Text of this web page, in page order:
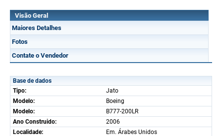
Visão Geral
Maiores Detalhes
Fotos
Contate o Vendedor
Base de dados
Tipo:
Jato
Modelo:
Boeing
Modelo:
B777-200LR
Ano Construido:
2006
Localidade:
Em. Árabes Unidos